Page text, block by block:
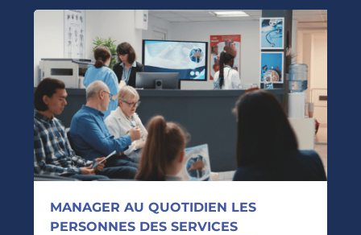
MANAGER AU QUOTIDIEN LES
PERSONNES DES SERVICES